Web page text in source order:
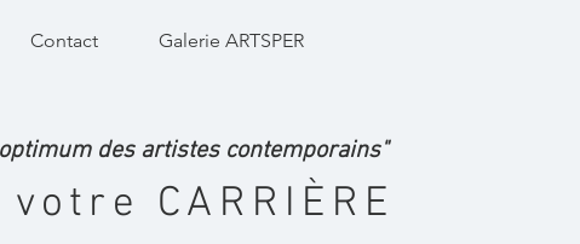
Contact Galerie ARTSPER
des artistes contemporains"
votre CARRIÈRE